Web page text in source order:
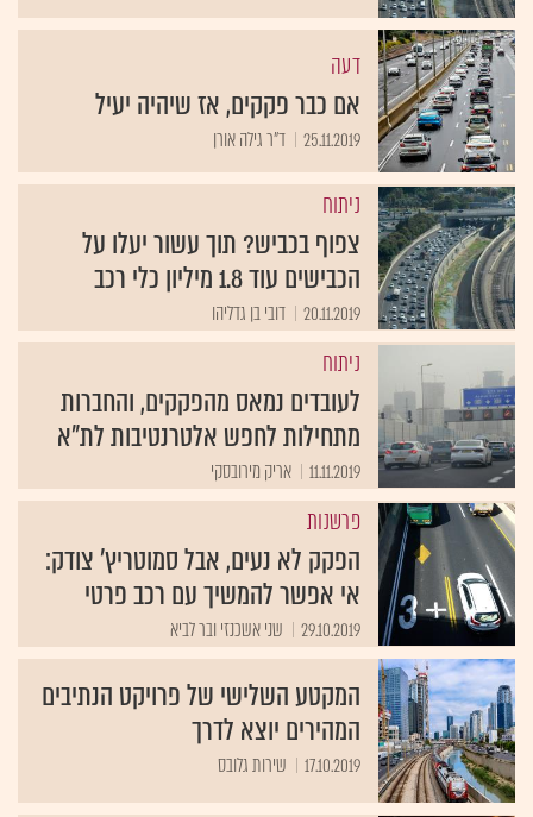
דעה
אם כבר פקקים, אז שיהיה יעיל
25.11.2019 ד"ר גילה אורן
ניתוח
צפוף בכביש? תוך עשור יעלו על
הכבישים עוד 1.8 מיליון כלי רכב
20.11.2019 דובי בן גדליהו
ניתוח
לעובדים נמאס מהפקקים, והחברות
מתחילות לחפש אלטרנטיבות לת"א
11.11.2019 אריק מירובסקי
פרשנות
הפקק לא נעים, אבל סמוטריץ' צודק:
אי אפשר להמשיך עם רכב פרטי
29.10.2019 שני אשכנזי ובר לביא
המקטע השלישי של פרויקט הנתיבים
המהירים יוצא לדרך
17.10.2019 שירות גלובס